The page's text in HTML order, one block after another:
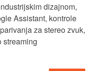
dizajnom,
Assistant, kontrole
za stereo zvuk,
streaming